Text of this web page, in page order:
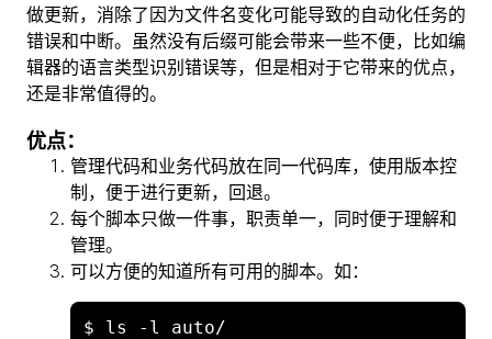
做更新，消除了因为文件名变化可能导致的自动化任务的
错误和中断。虽然没有后缀可能会带来一些不便，比如编
辑器的语言类型识别错误等，但是相对于它带来的优点，
还是非常值得的。
优点：
管理代码和业务代码放在同一代码库，使用版本控
制，便于进行更新，回退。
每个脚本只做一件事，职责单一，同时便于理解和
管理。
可以方便的知道所有可用的脚本。如：
$ ls -l auto/